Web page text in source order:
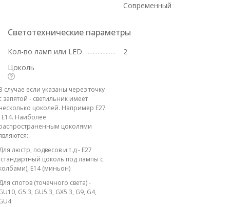
Современный
Светотехнические параметры
Кол-во ламп или LED
2
Цоколь
случае если указаны через точку
запятой - светильник имеет
цоколей. Например E27
E14. Наиболее
цоколями
люстр, подвесов и т.д - E27
цоколь под лампы с
E14 (миньон)
спотов (точечного света) -
G5.3, GU5.3, GX5.3, G9, G4,